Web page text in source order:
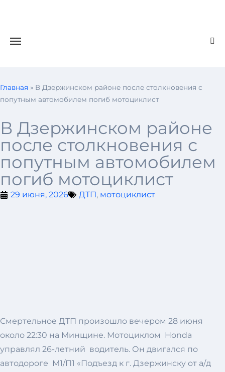
Главная » В Дзержинском районе после столкновения с
попутным автомобилем погиб мотоциклист
В Дзержинском районе
после столкновения с
попутным автомобилем
погиб мотоциклист
29 июня, 2026 ДТП, мотоциклист
Смертельное ДТП произошло вечером 28 июня
около 22:30 на Минщине. Мотоциклом Honda
управлял 26-летний водитель. Он двигался по
автодороге М1/П1 «Подъезд к г. Дзержинску от а/д